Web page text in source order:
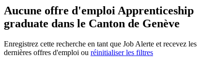
Aucune offre d'emploi Apprenticeship
graduate dans le Canton de Genève
Enregistrez cette recherche en tant que Job Alerte et recevez les
dernières offres d'emploi ou réinitialiser les filtres